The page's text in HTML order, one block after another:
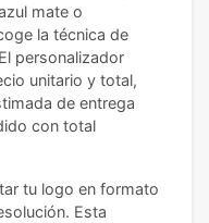
mate o
la técnica de
personalizador
unitario y total,
de entrega
con total
tu logo en formato
Esta